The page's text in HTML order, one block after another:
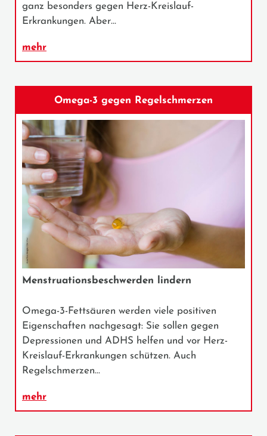
ganz besonders gegen Herz-Kreislauf-
Erkrankungen. Aber…
mehr
Omega-3 gegen Regelschmerzen
Menstruationsbeschwerden lindern
Omega-3-Fettsäuren werden viele positiven
Eigenschaften nachgesagt: Sie sollen gegen
Depressionen und ADHS helfen und vor Herz-
Kreislauf-Erkrankungen schützen. Auch
Regelschmerzen…
mehr